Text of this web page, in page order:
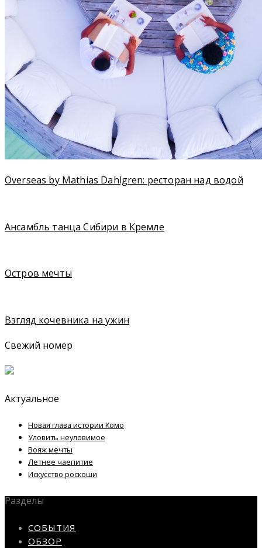
Overseas by Mathias Dahlgren: ресторан над водой
Ансамбль танца Сибири в Кремле
Остров мечты
Взгляд кочевника на ужин
Свежий номер
Актуальное
Новая глава истории Комо
Уловить неуловимое
Вояж мечты
Летнее чаепитие
Искусство роскоши
Разделы
СОБЫТИЯ
ОБЗОР